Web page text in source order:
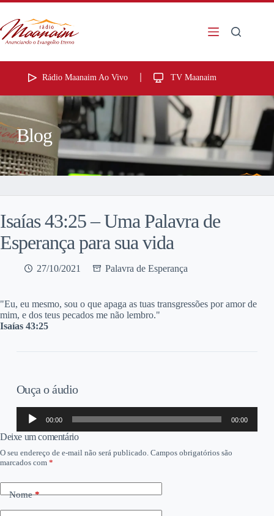
Rádio Maanaim Ao Vivo TV Maanaim
Blog
Isaías 43:25 – Uma Palavra de
Esperança para sua vida
27/10/2021 Palavra de Esperança
"Eu, eu mesmo, sou o que apaga as tuas transgressões por amor de
mim, e dos teus pecados me não lembro."
Isaías 43:25
Ouça o áudio
Tocador
áudio
00:00 00:00
Deixe um comentário
O seu endereço de e-mail não será publicado. Campos obrigatórios são
marcados com *
Nome*